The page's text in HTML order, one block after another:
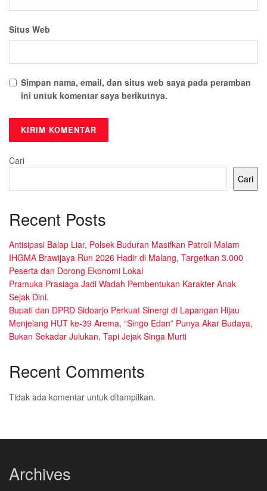
Situs Web
Simpan nama, email, dan situs web saya pada peramban
ini untuk komentar saya berikutnya.
Cari
Cari
Recent Posts
Antisipasi Balap Liar, Polsek Buduran Masifkan Patroli Malam
IHGMA Brawijaya Run 2026 Hadir di Malang, Targetkan 3.000
Peserta dan Dorong Ekonomi Lokal
Pramuka Prasiaga Jadi Wadah Pembentukan Karakter Anak
Sejak Dini.
Bupati dan DPRD Sidoarjo Perkuat Sinergi di Lapangan Hijau
Menjelang HUT ke-39 Arema, “Singo Edan” Punya Akar Budaya,
Bukan Sekadar Julukan, Tapi Jejak Singa Murti
Recent Comments
Tidak ada komentar untuk ditampilkan.
Archives